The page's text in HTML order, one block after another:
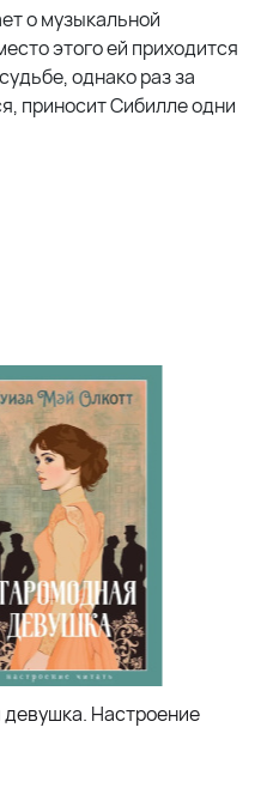
о музыкальной
этого ей приходится
однако раз за
приносит Сибилле одни
Настроение